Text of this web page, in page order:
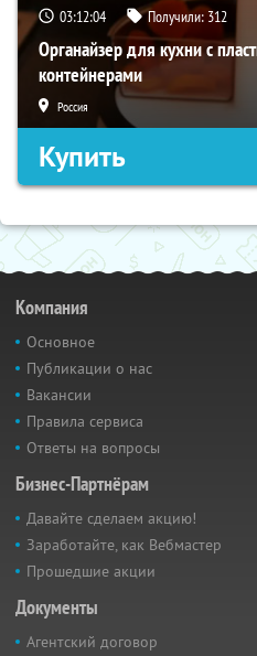
03:12:03 Получили: 312
Органайзер для кухни с
контейнерами
Россия
Купить
Компания
Основное
Публикации о нас
Вакансии
Правила сервиса
Ответы на вопросы
Бизнес-Партнёрам
Давайте сделаем акцию!
Заработайте, как Вебмастер
Прошедшие акции
Документы
Агентский договор